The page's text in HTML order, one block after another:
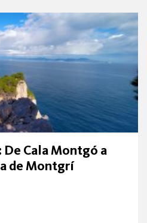
De Cala Montgó a
de Montgrí